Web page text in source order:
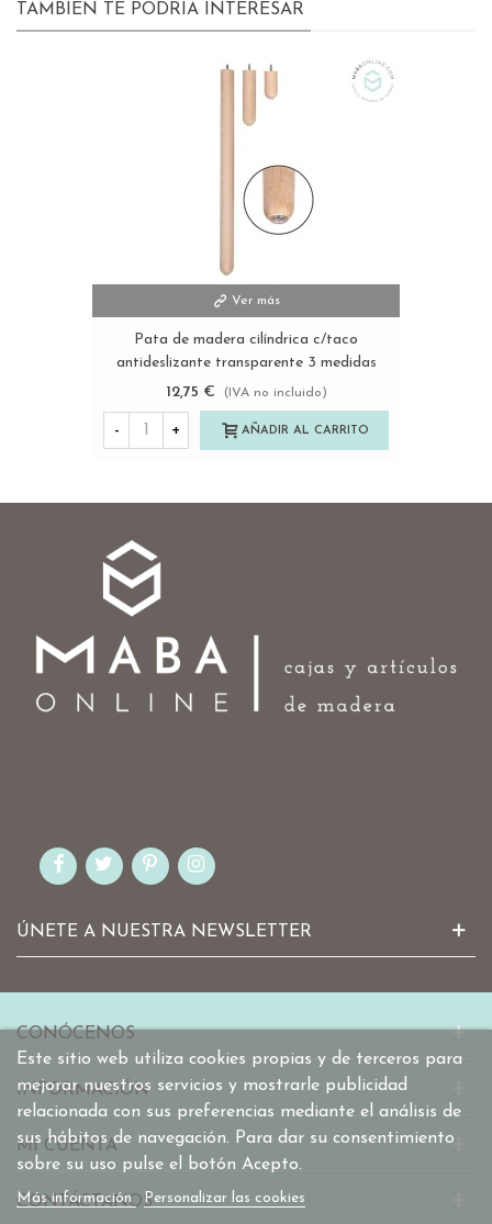
TAMBIEN TE PODRIA INTERESAR
Ver más
Pata de madera cilíndrica c/taco
antideslizante transparente 3 medidas
Ref.ST148
12,75 € (IVA no incluido)
- + AÑADIR AL CARRITO
ÚNETE A NUESTRA NEWSLETTER
Este sitio web utiliza cookies propias y de terceros para
mejorar nuestros servicios y mostrarle publicidad
relacionada con sus preferencias mediante el análisis de
sus hábitos de navegación. Para dar su consentimiento
sobre su uso pulse el botón Acepto.
Más información Personalizar las cookies
CONÓCENOS
INFORMACIÓN
MI CUENTA
CONTÁCTANOS